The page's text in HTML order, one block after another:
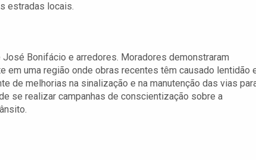
estradas locais.
Bonifácio e arredores. Moradores demonstraram
em uma região onde obras recentes têm causado lentidão
de melhorias na sinalização e na manutenção das vias
se realizar campanhas de conscientização sobre a